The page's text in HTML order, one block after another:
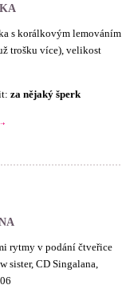
s korálkovým lemováním
trošku více), velikost
za nějaký šperk
rytmy v podání čtveřice
sister, CD Singalana,